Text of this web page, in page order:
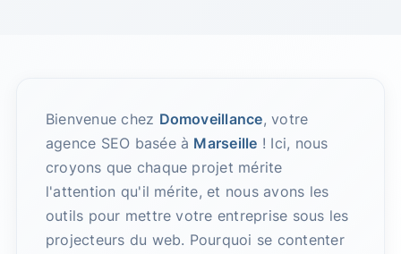
Bienvenue chez Domoveillance, votre
agence SEO basée à Marseille ! Ici, nous
croyons que chaque projet mérite
l'attention qu'il mérite, et nous avons les
outils pour mettre votre entreprise sous les
projecteurs du web. Pourquoi se contenter